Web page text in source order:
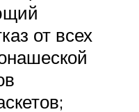
от всех